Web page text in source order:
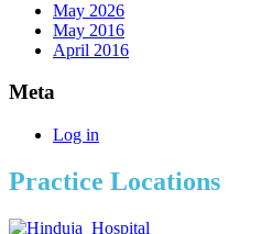
May 2026
May 2016
April 2016
Meta
Log in
Practice Locations